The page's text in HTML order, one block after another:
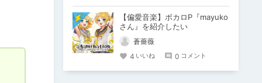
【偏愛音楽】ボカロP『mayuko
さん』を紹介したい
蒼薔薇
4 いいね 0 コメント